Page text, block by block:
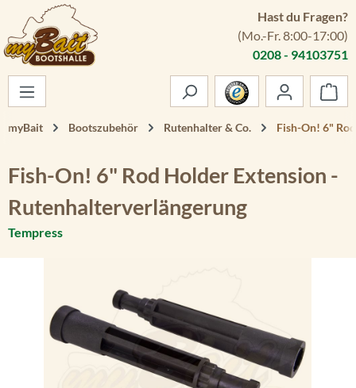
Zum Hauptinhalt springen
Hast du Fragen?
(Mo.-Fr. 8:00-17:00)
0208 - 94103751
myBait Bootszubehör Rutenhalter & Co. Fish-On! 6"
Fish-On! 6" Rod Holder Extension -
Rutenhalterverlängerung
Tempress